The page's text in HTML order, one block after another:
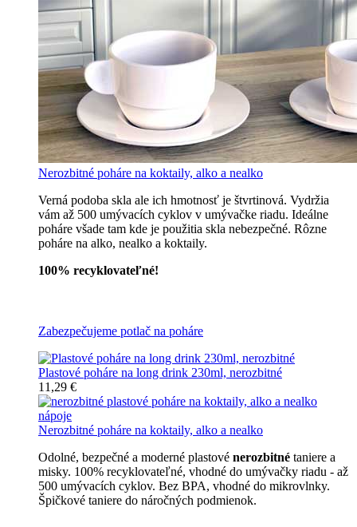
Nerozbitné poháre na koktaily, alko a nealko
Verná podoba skla ale ich hmotnosť je štvrtinová. Vydržia
vám až 500 umývacích cyklov v umývačke riadu. Ideálne
poháre všade tam kde je použitia skla nebezpečné. Rôzne
poháre na alko, nealko a koktaily.
100% recyklovateľné!
Zabezpečujeme potlač na poháre
Plastové poháre na long drink 230ml, nerozbitné
11,29 €
Nerozbitné poháre na koktaily, alko a nealko
Odolné, bezpečné a moderné plastové nerozbitné taniere a
misky. 100% recyklovateľné, vhodné do umývačky riadu - až
500 umývacích cyklov. Bez BPA, vhodné do mikrovlnky.
Špičkové taniere do náročných podmienok.